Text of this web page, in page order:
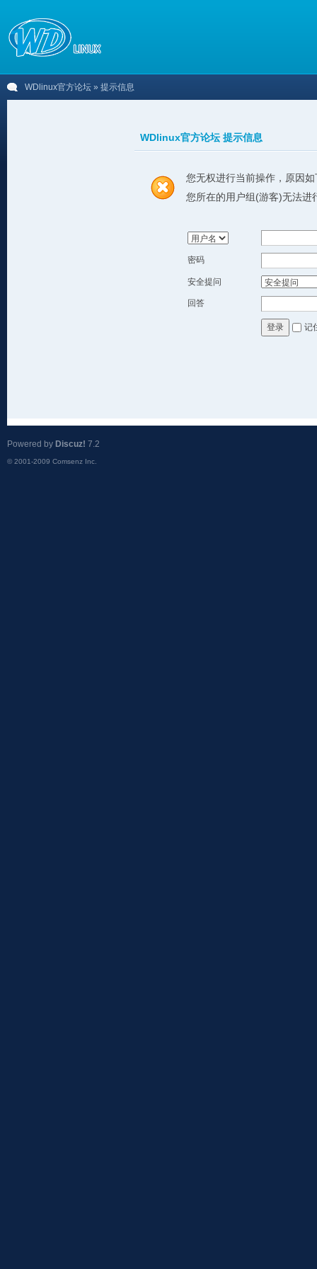
WDlinux官方论坛 » 提示信息
WDlinux官方论坛 提示信息
您无权进行当前操作，原因如
您所在的用户组(游客)无法进
密码
安全提问
回答
登录 记
Powered by Discuz! 7.2
© 2001-2009 Comsenz Inc.